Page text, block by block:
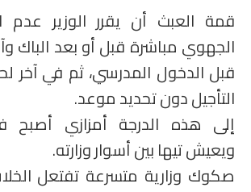
قمة العبث أن يقرر الوزير عدم
الجهوي مباشرة قبل أو بعد الباك
قبل الدخول المدرسي، ثم في آخر
التأجيل دون تحديد موعد.
إلى هذه الدرجة أمزازي أصبح
ويعيش تيها بين أسوار وزارته.
صكوك وزارية متسرعة تفتعل